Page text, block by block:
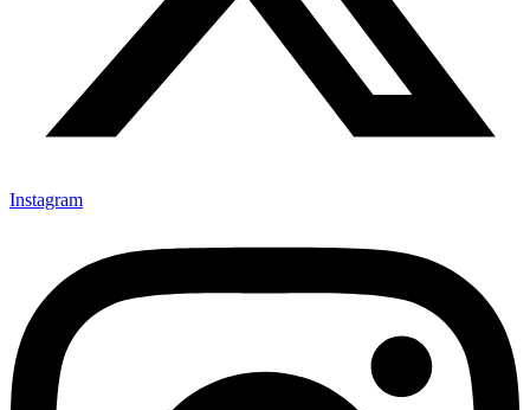
Instagram